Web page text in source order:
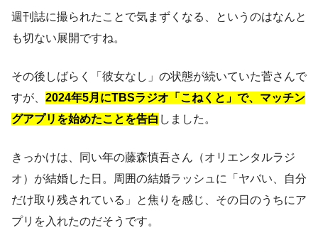
週刊誌に撮られたことで気まずくなる、というのはなんと
も切ない展開ですね。
その後しばらく「彼女なし」の状態が続いていた菅さんで
すが、 2024年5月にTBSラジオ「こねくと」で、マッチン
グアプリを始めたことを告白 しました。
きっかけは、同い年の藤森慎吾さん（オリエンタルラジ
オ）が結婚した日。周囲の結婚ラッシュに「ヤバい、自分
だけ取り残されている」と焦りを感じ、その日のうちにア
プリを入れたのだそうです。